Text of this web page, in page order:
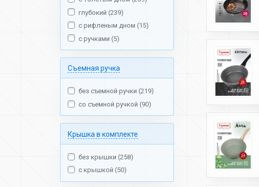
глубокий (239)
с рифленым дном (15)
с ручками (5)
Съемная ручка
без съемной ручки (219)
со съемной ручкой (90)
Крышка в комплекте
без крышки (258)
с крышкой (50)